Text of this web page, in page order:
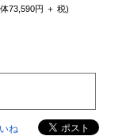
73,590円 ＋ 税)
ね